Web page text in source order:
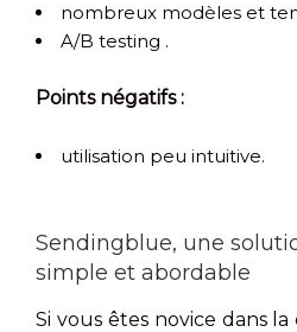
nombreux modèles et
A/B testing .
Points négatifs :
utilisation peu intuitive.
Sendingblue, une
simple et abordable
Si vous êtes novice dans